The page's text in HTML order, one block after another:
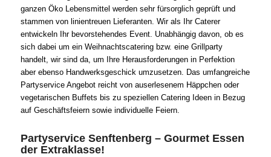
ganzen Öko Lebensmittel werden sehr fürsorglich geprüft und
stammen von linientreuen Lieferanten. Wir als Ihr Caterer
entwickeln Ihr bevorstehendes Event. Unabhängig davon, ob es
sich dabei um ein Weihnachtscatering bzw. eine Grillparty
handelt, wir sind da, um Ihre Herausforderungen in Perfektion
aber ebenso Handwerksgeschick umzusetzen. Das umfangreiche
Partyservice Angebot reicht von auserlesenem Häppchen oder
vegetarischen Buffets bis zu speziellen Catering Ideen in Bezug
auf Geschäftsfeiern sowie individuelle Feiern.
Partyservice Senftenberg – Gourmet Essen
der Extraklasse!